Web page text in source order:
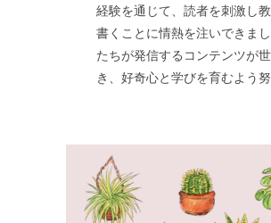
経験を通じて、読者を刺激し
書くことに情熱を注いできま
たちが発信するコンテンツが
き、好奇心と学びを育むよう努